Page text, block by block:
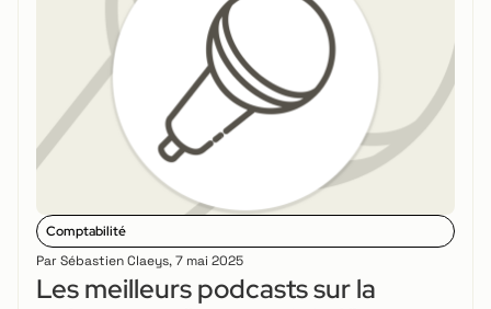
Comptabilité
Par Sébastien Claeys,7 mai 2025
Les meilleurs podcasts sur la